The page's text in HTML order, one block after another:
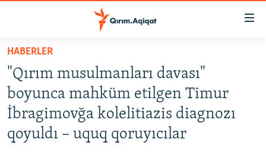
Esas
qaytmaq
Baş
navigatsiyağa
qaytmaq
Qıdıruvğa
HABERLER
SİYASET
İQTİSADİYAT
CEMİYET
HABERLER
"Qırım musulmanları davası"
boyunca mahküm etilgen Timur
İbragimovğa kolelitiazis diagnozı
qoyuldı – uquq qoruyıcılar